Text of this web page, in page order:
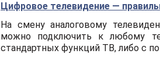
Цифровое телевидение —
На смену аналоговому
можно подключить к любому
стандартных функций ТВ, либо с